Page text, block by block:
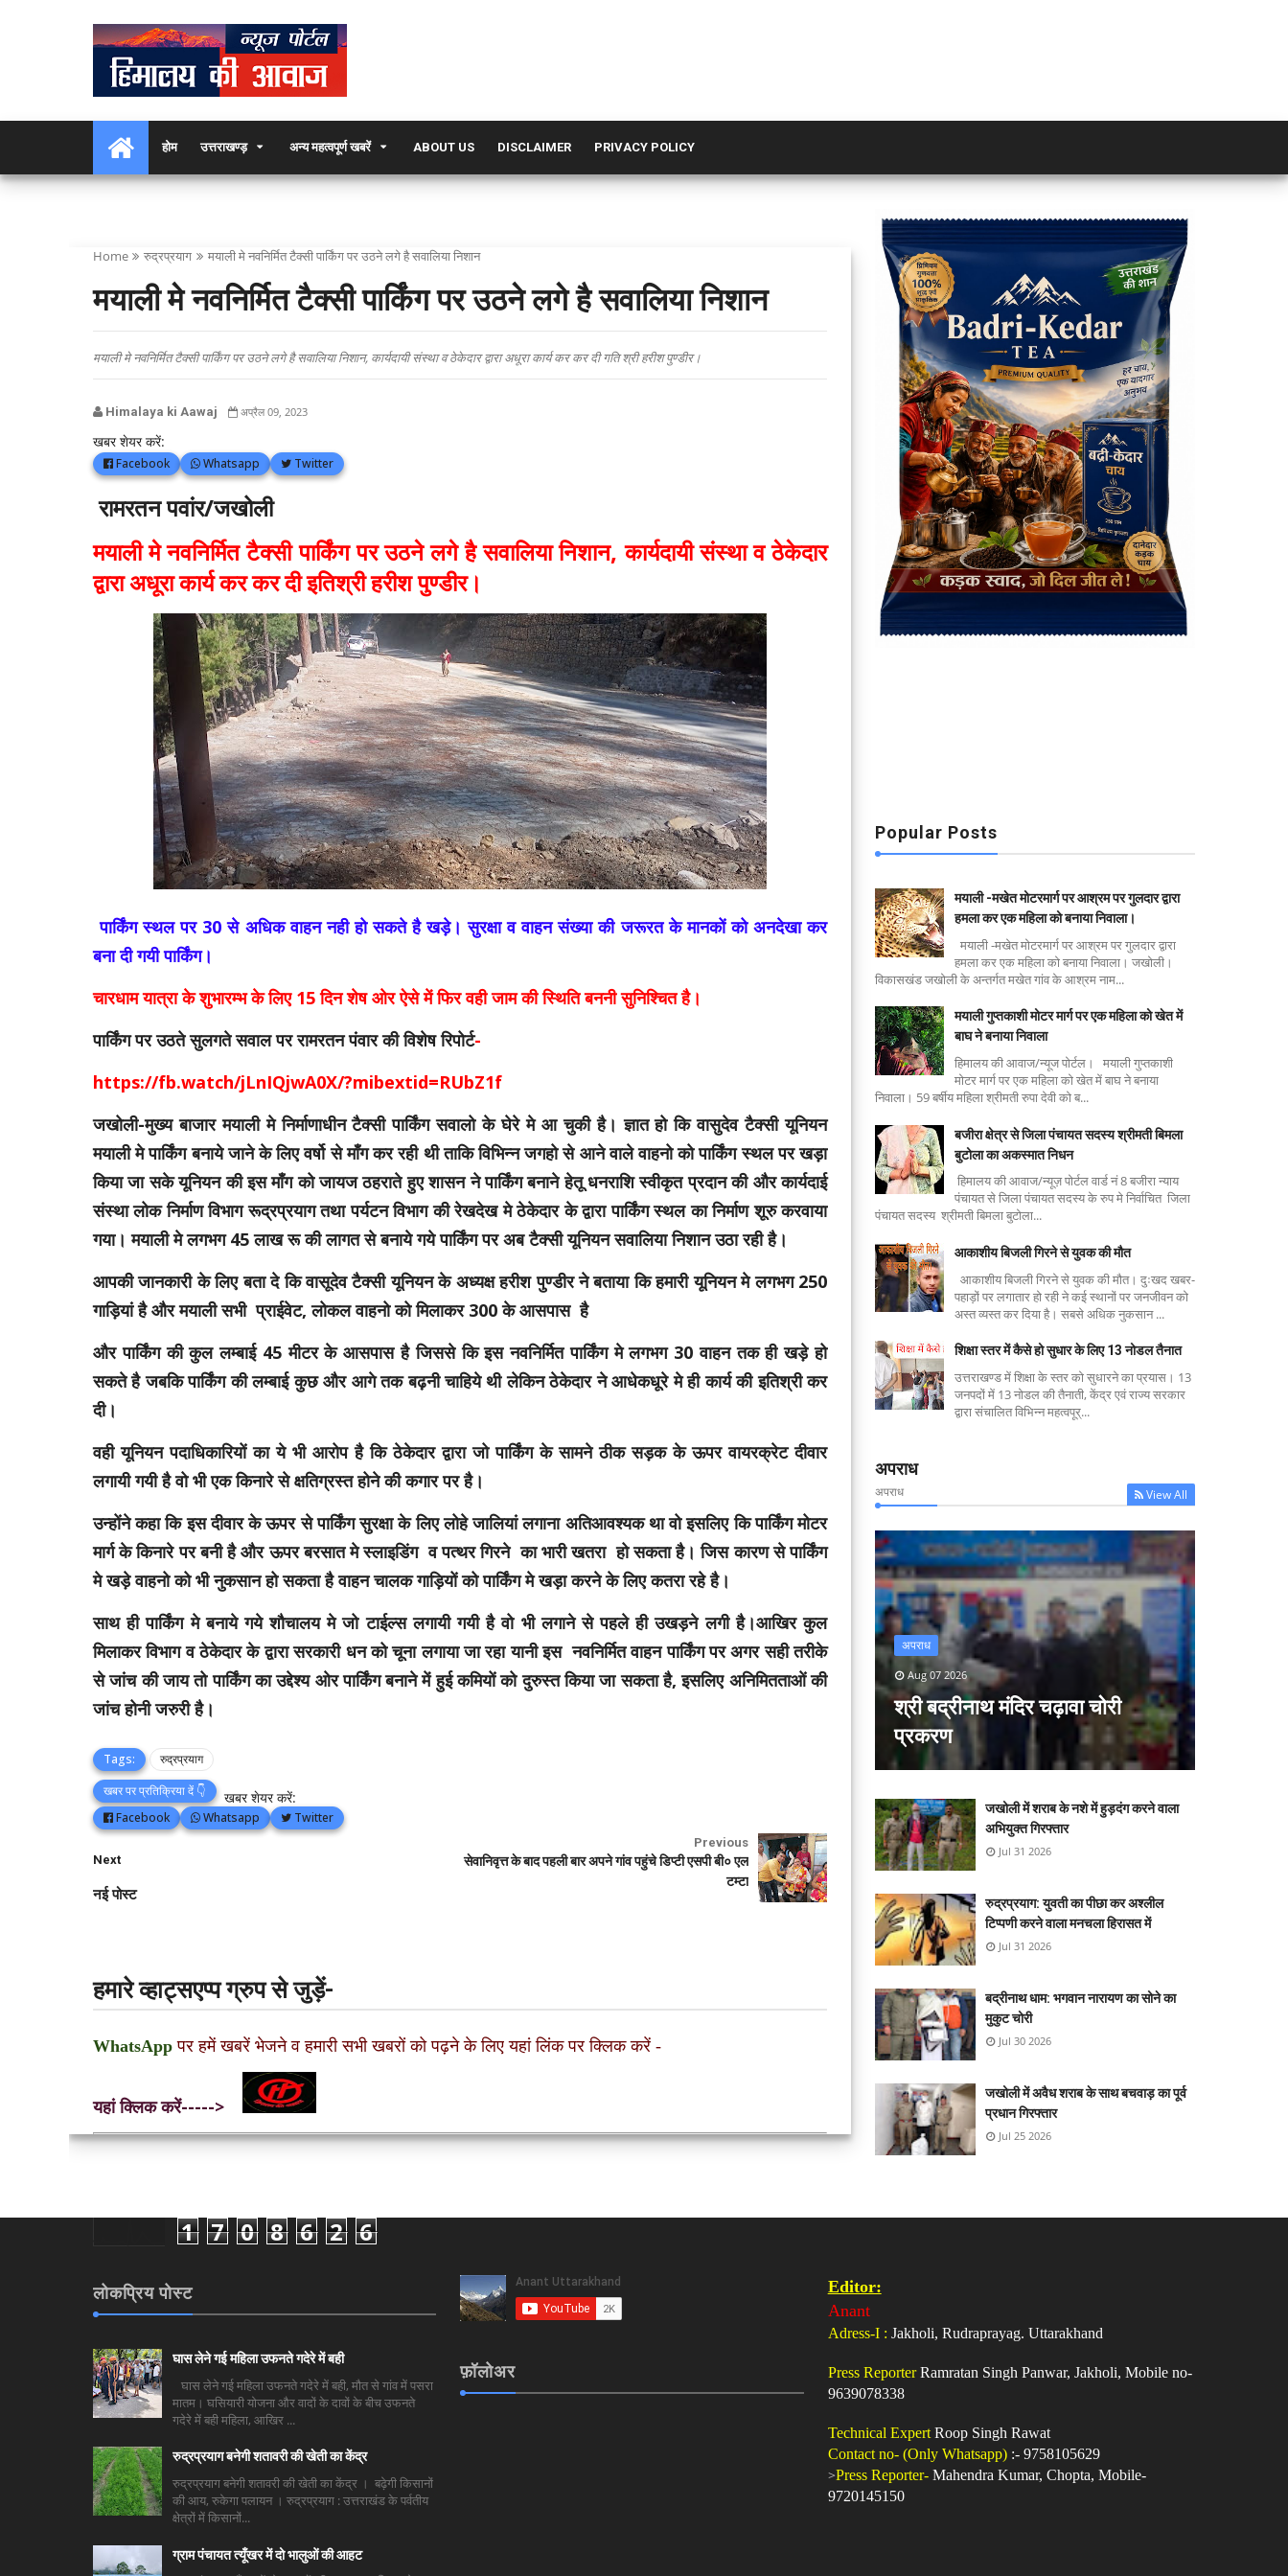
होम उत्तराखण्ड़ अन्य महत्वपूर्ण खबरें ABOUT US DISCLAIMER PRIVACY POLICY
Home रुद्रप्रयाग मयाली मे नवनिर्मित टैक्सी पार्किंग पर उठने लगे है सवालिया निशान
मयाली मे नवनिर्मित टैक्सी पार्किंग पर उठने लगे है सवालिया निशान
मयाली मे नवनिर्मित टैक्सी पार्किंग पर उठने लगे है सवालिया निशान, कार्यदायी संस्था व ठेकेदार द्वारा अधूरा कार्य कर कर दी गति श्री हरीश पुण्डीर।
Himalaya ki Aawaj अप्रैल 09, 2023
खबर शेयर करें:
Facebook Whatsapp Twitter
रामरतन पवांर/जखोली
मयाली मे नवनिर्मित टैक्सी पार्किंग पर उठने लगे है सवालिया निशान, कार्यदायी संस्था व ठेकेदार
द्वारा अधूरा कार्य कर कर दी इतिश्री हरीश पुण्डीर।
पार्किंग स्थल पर 30 से अधिक वाहन नही हो सकते है खड़े। सुरक्षा व वाहन संख्या की जरूरत के मानकों को अनदेखा कर
बना दी गयी पार्किंग।
चारधाम यात्रा के शुभारम्भ के लिए 15 दिन शेष ओर ऐसे में फिर वही जाम की स्थिति बननी सुनिश्चित है।
पार्किंग पर उठते सुलगते सवाल पर रामरतन पंवार की विशेष रिपोर्ट-
https://fb.watch/jLnIQjwA0X/?mibextid=RUbZ1f
जखोली-मुख्य बाजार मयाली मे निर्माणाधीन टैक्सी पार्किंग सवालो के घेरे मे आ चुकी है। ज्ञात हो कि वासुदेव टैक्सी यूनियन
मयाली मे पार्किंग बनाये जाने के लिए वर्षो से माँग कर रही थी ताकि विभिन्न जगहो से आने वाले वाहनो को पार्किंग स्थल पर खड़ा
किया जा सके यूनियन की इस माँग को जायज ठहराते हुए शासन ने पार्किंग बनाने हेतू धनराशि स्वीकृत प्रदान की और कार्यदाई
संस्था लोक निर्माण विभाग रूद्रप्रयाग तथा पर्यटन विभाग की रेखदेख मे ठेकेदार के द्वारा पार्किंग स्थल का निर्माण शूरु करवाया
गया। मयाली मे लगभग 45 लाख रू की लागत से बनाये गये पार्किंग पर अब टैक्सी यूनियन सवालिया निशान उठा रही है।
आपकी जानकारी के लिए बता दे कि वासूदेव टैक्सी यूनियन के अध्यक्ष हरीश पुण्डीर ने बताया कि हमारी यूनियन मे लगभग 250
गाड़ियां है और मयाली सभी प्राईवेट, लोकल वाहनो को मिलाकर 300 के आसपास है
और पार्किंग की कुल लम्बाई 45 मीटर के आसपास है जिससे कि इस नवनिर्मित पार्किंग मे लगभग 30 वाहन तक ही खड़े हो
सकते है जबकि पार्किंग की लम्बाई कुछ और आगे तक बढ़नी चाहिये थी लेकिन ठेकेदार ने आधेकधूरे मे ही कार्य की इतिश्री कर
दी।
वही यूनियन पदाधिकारियों का ये भी आरोप है कि ठेकेदार द्वारा जो पार्किंग के सामने ठीक सड़क के ऊपर वायरक्रेट दीवार
लगायी गयी है वो भी एक किनारे से क्षतिग्रस्त होने की कगार पर है।
उन्होंने कहा कि इस दीवार के ऊपर से पार्किंग सुरक्षा के लिए लोहे जालियां लगाना अतिआवश्यक था वो इसलिए कि पार्किंग मोटर
मार्ग के किनारे पर बनी है और ऊपर बरसात मे स्लाइडिंग व पत्थर गिरने का भारी खतरा हो सकता है। जिस कारण से पार्किंग
मे खड़े वाहनो को भी नुकसान हो सकता है वाहन चालक गाड़ियों को पार्किंग मे खड़ा करने के लिए कतरा रहे है।
साथ ही पार्किंग मे बनाये गये शौचालय मे जो टाईल्स लगायी गयी है वो भी लगाने से पहले ही उखड़ने लगी है।आखिर कुल
मिलाकर विभाग व ठेकेदार के द्वारा सरकारी धन को चूना लगाया जा रहा यानी इस नवनिर्मित वाहन पार्किंग पर अगरसही तरीके
से जांच की जाय तो पार्किंग का उद्देश्य ओर पार्किंग बनाने में हुई कमियों को दुरुस्त किया जा सकता है, इसलिए अनिमितताओं की
जांच होनी जरुरी है।
Tags:
रुद्रप्रयाग
खबर पर प्रतिक्रिया दें 👇
खबर शेयर करें:
Facebook Whatsapp Twitter
Next
नई पोस्ट
Previous
सेवानिवृत्त के बाद पहली बार अपने गांव पहुंचे डिप्टी एसपी बी० एल
टम्टा
हमारे व्हाट्सएप्प ग्रुप से जुड़ें-
WhatsApp पर हमें खबरें भेजने व हमारी सभी खबरों को पढ़ने के लिए यहां लिंक पर क्लिक करें -
यहां क्लिक करें----->
Popular Posts
मयाली -मखेत मोटरमार्ग पर आश्रम पर गुलदार द्वारा
हमला कर एक महिला को बनाया निवाला।
मयाली -मखेत मोटरमार्ग पर आश्रम पर गुलदार द्वारा
हमला कर एक महिला को बनाया निवाला। जखोली।
विकासखंड जखोली के अन्तर्गत मखेत गांव के आश्रम नाम...
मयाली गुप्तकाशी मोटर मार्ग पर एक महिला को खेत में
बाघ ने बनाया निवाला
हिमालय की आवाज/न्यूज पोर्टल। मयाली गुप्तकाशी
मोटर मार्ग पर एक महिला को खेत में बाघ ने बनाया
निवाला। 59 बर्षीय महिला श्रीमती रुपा देवी को ब...
बजीरा क्षेत्र से जिला पंचायत सदस्य श्रीमती बिमला
बुटोला का अकस्मात निधन
हिमालय की आवाज/न्यूज़ पोर्टल वार्ड नं 8 बजीरा न्याय
पंचायत से जिला पंचायत सदस्य के रुप मे निर्वाचित जिला
पंचायत सदस्य श्रीमती बिमला बुटोला...
आकाशीय बिजली गिरने से युवक की मौत
आकाशीय बिजली गिरने से युवक की मौत। दुःखद खबर-
पहाड़ों पर लगातार हो रही ने कई स्थानों पर जनजीवन को
अस्त व्यस्त कर दिया है। सबसे अधिक नुकसान ...
शिक्षा स्तर में कैसे हो सुधार के लिए 13 नोडल तैनात
उत्तराखण्ड में शिक्षा के स्तर को सुधारने का प्रयास। 13
जनपदों में 13 नोडल की तैनाती, केंद्र एवं राज्य सरकार
द्वारा संचालित विभिन्न महत्वपूर्...
अपराध
अपराध View All
अपराध
Aug 07 2026
श्री बद्रीनाथ मंदिर चढ़ावा चोरी
प्रकरण
जखोली में शराब के नशे में हुड़दंग करने वाला
अभियुक्त गिरफ्तार
Jul 31 2026
रुद्रप्रयाग: युवती का पीछा कर अश्लील
टिप्पणी करने वाला मनचला हिरासत में
Jul 31 2026
बद्रीनाथ धाम: भगवान नारायण का सोने का
मुकुट चोरी
Jul 30 2026
जखोली में अवैध शराब के साथ बचवाड़ का पूर्व
प्रधान गिरफ्तार
Jul 25 2026
1 7 0 8 6 2 6
लोकप्रिय पोस्ट
घास लेने गई महिला उफनते गदेरे में बही
घास लेने गई महिला उफनते गदेरे में बही, मौत से गांव में पसरा
मातम। घसियारी योजना और वादों के दावों के बीच उफनते
गदेरे में बही महिला, आखिर ...
रुद्रप्रयाग बनेगी शतावरी की खेती का केंद्र
रुद्रप्रयाग बनेगी शतावरी की खेती का केंद्र । बढ़ेगी किसानों
की आय, रुकेगा पलायन । रुद्रप्रयाग : उत्तराखंड के पर्वतीय
क्षेत्रों में किसानों...
ग्राम पंचायत त्यूँखर में दो भालुओं की आहट
फ़ॉलोअर
Editor:
Anant
Adress-I : Jakholi, Rudraprayag. Uttarakhand
Press ReporterRamratan Singh Panwar, Jakholi, Mobile no-
9639078338
Technical ExpertRoop Singh Rawat
Contact no- (Only Whatsapp) :- 9758105629
>Press Reporter-Mahendra Kumar, Chopta, Mobile-
9720145150